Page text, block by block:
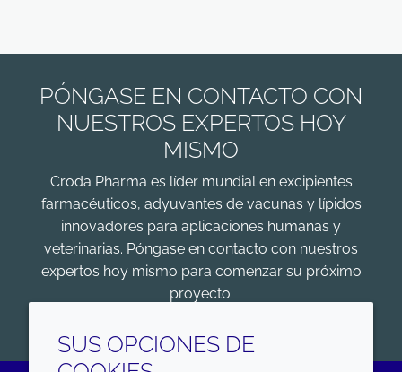
PÓNGASE EN CONTACTO CON
NUESTROS EXPERTOS HOY
MISMO
Croda Pharma es líder mundial en excipientes
farmacéuticos, adyuvantes de vacunas y lípidos
innovadores para aplicaciones humanas y
veterinarias. Póngase en contacto con nuestros
expertos hoy mismo para comenzar su próximo
proyecto.
SUS OPCIONES DE